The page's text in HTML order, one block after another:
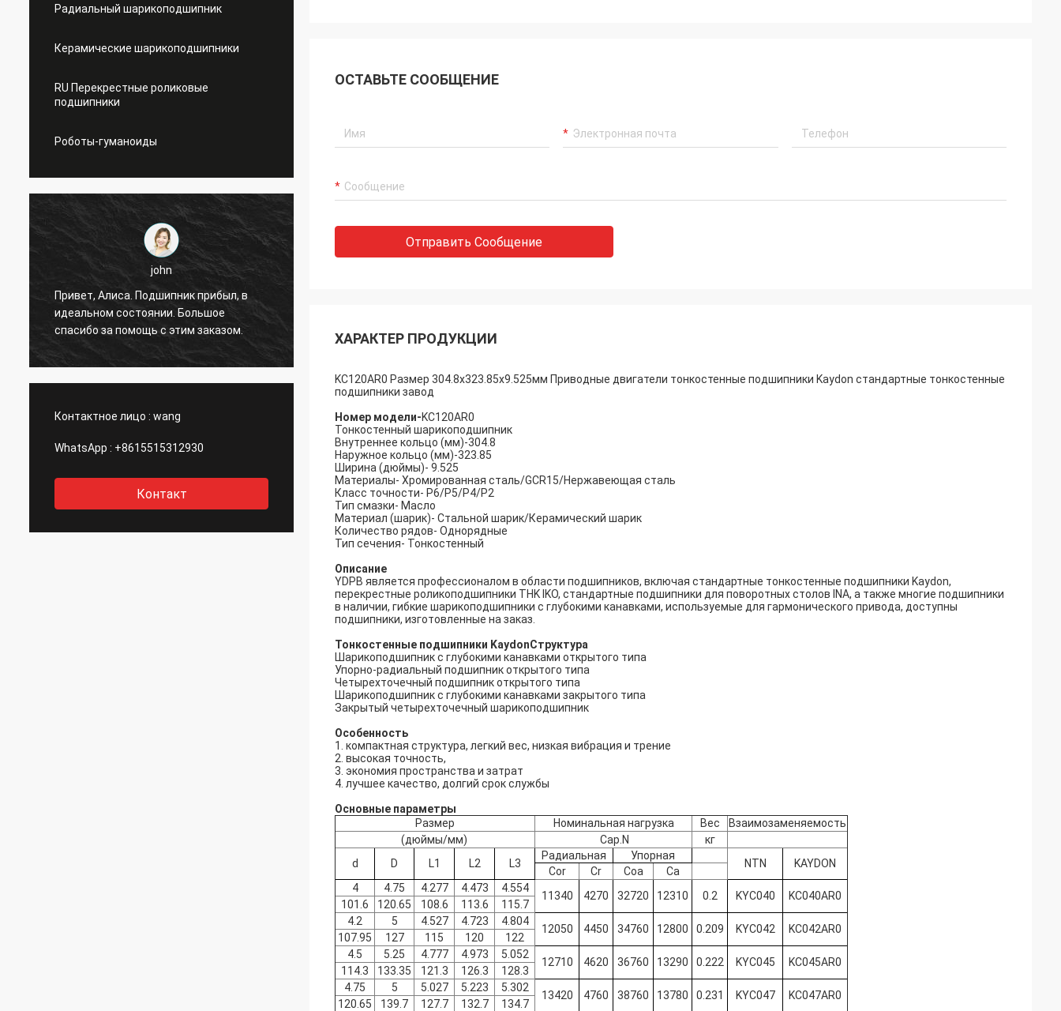
Радиальный шарикоподшипник
Керамические шарикоподшипники
RU Перекрестные роликовые
подшипники
Роботы-гуманоиды
john
Привет, Алиса. Подшипник прибыл, в
идеальном состоянии. Большое
спасибо за помощь с этим заказом.
Контактное лицо : wang
WhatsApp : +8615515312930
Контакт
ОСТАВЬТЕ СООБЩЕНИЕ
Отправить Сообщение
ХАРАКТЕР ПРОДУКЦИИ
KC120AR0 Размер 304.8x323.85x9.525мм Приводные двигатели тонкостенные подшипники Kaydon стандартные тонкостенные
подшипники завод
Номер модели-KC120AR0
Тонкостенный шарикоподшипник
Внутреннее кольцо (мм)-304.8
Наружное кольцо (мм)-323.85
Ширина (дюймы)- 9.525
Материалы- Хромированная сталь/GCR15/Нержавеющая сталь
Класс точности- P6/P5/P4/P2
Тип смазки- Масло
Материал (шарик)- Стальной шарик/Керамический шарик
Количество рядов- Однорядные
Тип сечения- Тонкостенный
Описание
YDPB является профессионалом в области подшипников, включая стандартные тонкостенные подшипники Kaydon,
перекрестные роликоподшипники THK IKO, стандартные подшипники для поворотных столов INA, а также многие подшипники
в наличии, гибкие шарикоподшипники с глубокими канавками, используемые для гармонического привода, доступны
подшипники, изготовленные на заказ.
Тонкостенные подшипники KaydonСтруктура
Шарикоподшипник с глубокими канавками открытого типа
Упорно-радиальный подшипник открытого типа
Четырехточечный подшипник открытого типа
Шарикоподшипник с глубокими канавками закрытого типа
Закрытый четырехточечный шарикоподшипник
Особенность
1. компактная структура, легкий вес, низкая вибрация и трение
2. высокая точность,
3. экономия пространства и затрат
4. лучшее качество, долгий срок службы
Основные параметры
Размер
Номинальная нагрузка Вес
Взаимозаменяемость
(дюймы/мм)
Cap.N
кг
d
D L1 L2 L3
Радиальная Упорная
NTN KAYDON
Cor Cr Coa
Ca
4
4.75 4.277 4.473 4.554
11340 4270 32720 12310 0.2 KYC040 KC040AR0
101.6 120.65 108.6 113.6
115.7
4.2
5 4.527 4.723 4.804
12050 4450 34760 12800 0.209 KYC042 KC042AR0
107.95 127 115 120
122
4.5
5.25 4.777 4.973 5.052
12710 4620 36760 13290 0.222 KYC045 KC045AR0
114.3 133.35 121.3 126.3
128.3
4.75
5 5.027 5.223 5.302
13420 4760 38760 13780 0.231 KYC047 KC047AR0
120.65 139.7 127.7 132.7
134.7